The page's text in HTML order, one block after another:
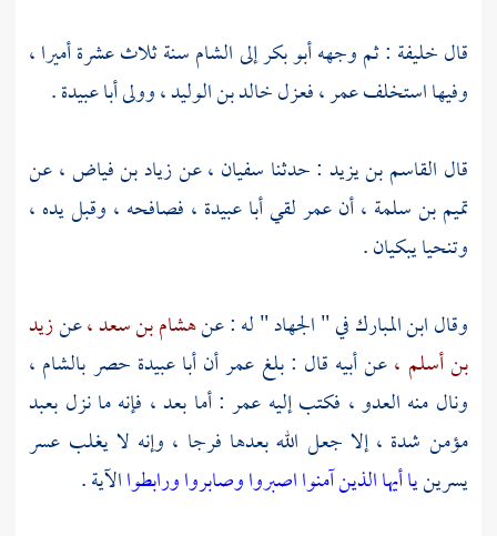
قال خليفة : ثم وجههأبو بكرإلىالشامسنة ثلاث عشرة أميرا ،
وفيها استخلفعمر ،فعزلخالد بن الوليد ،وولىأبا عبيدة.
قال القاسم بن يزيد : حدثنا سفيان ،عنزياد بن فياض ،عن
تميم بن سلمة ،أنعمرلقيأبا عبيدة ، فصافحه ، وقبل يده ،
وتنحيا يبكيان .
وقالابن المباركفي " الجهاد " له : عنهشام بن سعد ،عنزيد
بن أسلم ،عن أبيه قال : بلغ عمرأنأبا عبيدة حصربالشام ،
ونال منه العدو ، فكتب إليه عمر : أما بعد ، فإنه ما نزل بعبد
مؤمن شدة ، إلا جعل الله بعدها فرجا ، وإنه لا يغلب عسر
يسرينيا أيها الذين آمنوا اصبروا وصابروا ورابطواالآية .